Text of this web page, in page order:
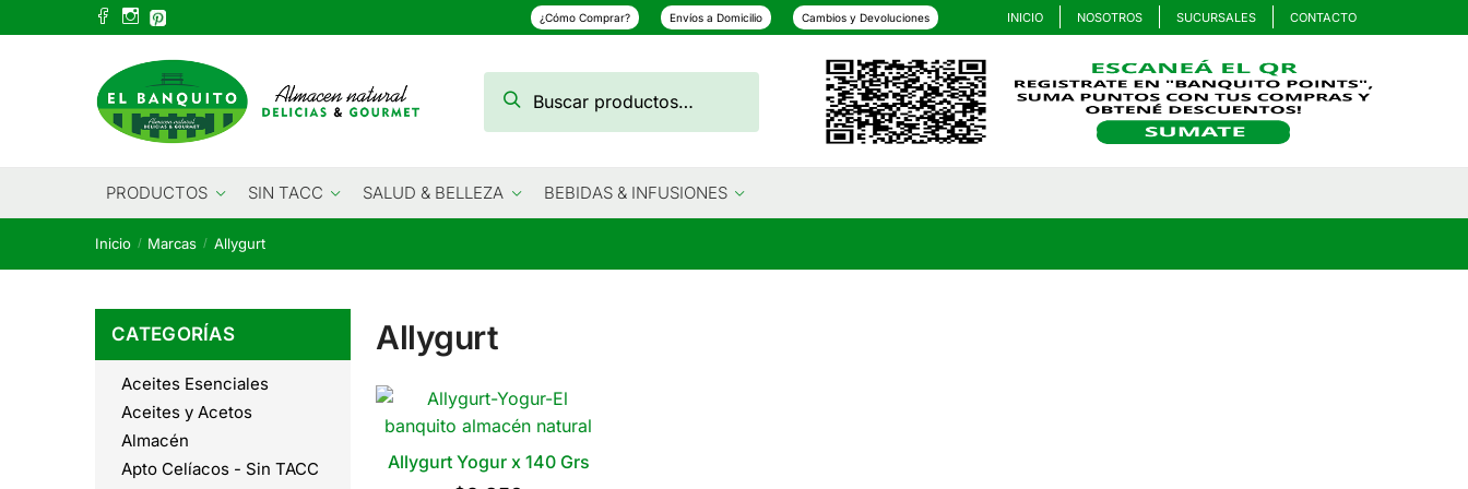
to
to
¿Cómo Comprar? Envíos a Domicilio Cambios y Devoluciones INICIO NOSOTROS SUCURSALES CONTACTO
por:
Buscar
PRODUCTOS SIN TACC SALUD & BELLEZA BEBIDAS & INFUSIONES
Inicio / Marcas / Allygurt
Allygurt
Allygurt Yogur x 140 Grs
CATEGORÍAS
Aceites Esenciales
Aceites y Acetos
Almacén
Apto Celíacos - Sin TACC